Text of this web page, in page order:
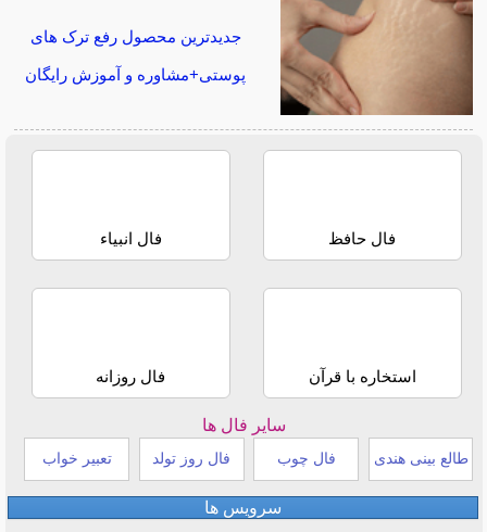
جدیدترین محصول رفع ترک های
پوستی+مشاوره و آموزش رایگان
فال حافظ فال انبیاء
استخاره با قرآن فال روزانه
سایر فال ها
طالع بینی هندی فال چوب فال روز تولد تعبیر خواب
سرویس ها